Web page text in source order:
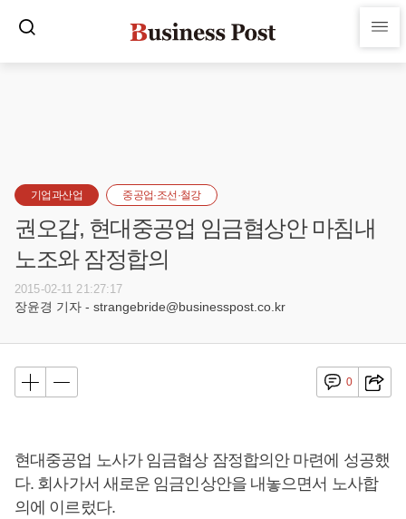
기업과산업 중공업·조선·철강
권오갑, 현대중공업 임금협상안 마침내
노조와 잠정합의
2015-02-11 21:27:17
장윤경 기자 - strangebride@businesspost.co.kr
0
현대중공업 노사가 임금협상 잠정합의안 마련에 성공했
다. 회사가서 새로운 임금인상안을 내놓으면서 노사합
의에 이르렀다.